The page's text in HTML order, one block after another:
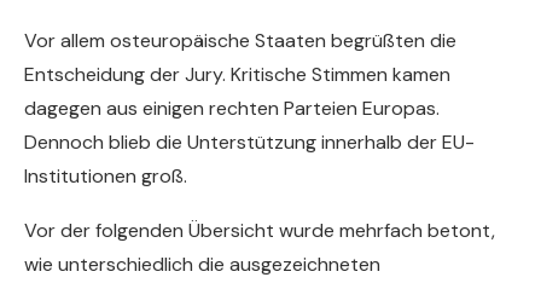
Vor allem osteuropäische Staaten begrüßten die
Entscheidung der Jury. Kritische Stimmen kamen
dagegen aus einigen rechten Parteien Europas.
Dennoch blieb die Unterstützung innerhalb der EU-
Institutionen groß.
Vor der folgenden Übersicht wurde mehrfach betont,
wie unterschiedlich die ausgezeichneten